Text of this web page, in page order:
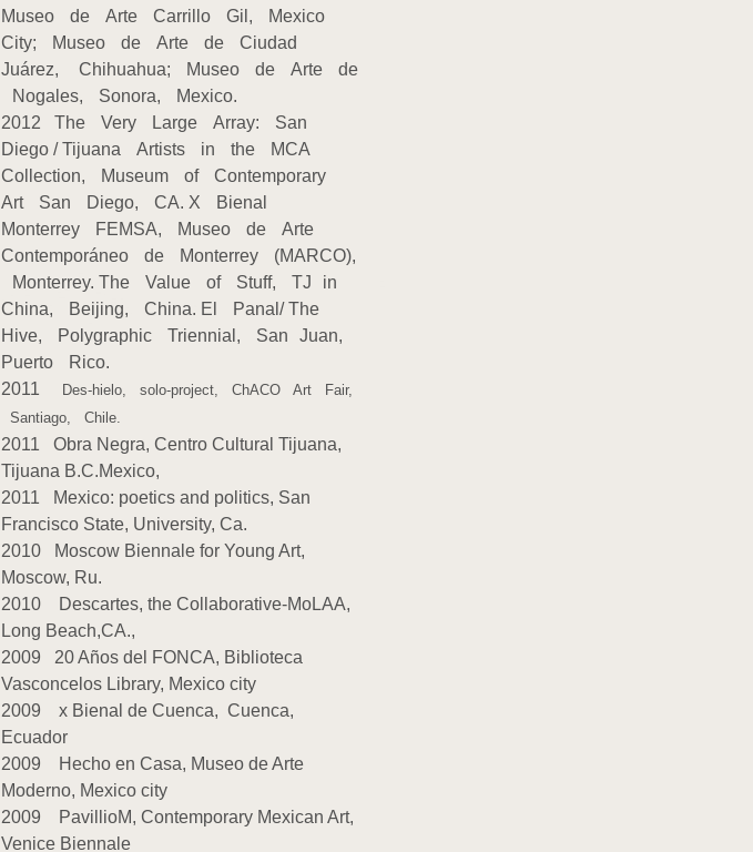
Museo de Arte Carrillo Gil, Mexico
City; Museo de Arte de Ciudad
Juárez, Chihuahua; Museo de Arte de
Nogales, Sonora, Mexico.
2012 The Very Large Array: San
Diego / Tijuana Artists in the MCA
Collection, Museum of Contemporary
Art San Diego, CA. X Bienal
Monterrey FEMSA, Museo de Arte
Contemporáneo de Monterrey (MARCO),
Monterrey. The Value of Stuff, TJ in
China, Beijing, China. El Panal/ The
Hive, Polygraphic Triennial, San Juan,
Puerto Rico.
2011
Des‐hielo, solo‐project, ChACO Art Fair,
Santiago, Chile.
2011 Obra Negra, Centro Cultural Tijuana,
Tijuana B.C.Mexico,
2011 Mexico: poetics and politics, San
Francisco State, University, Ca.
2010 Moscow Biennale for Young Art,
Moscow, Ru.
2010 Descartes, the Collaborative-MoLAA,
Long Beach,CA.,
2009 20 Años del FONCA, Biblioteca
Vasconcelos Library, Mexico city
2009 x Bienal de Cuenca, Cuenca,
Ecuador
2009 Hecho en Casa, Museo de Arte
Moderno, Mexico city
2009 PavillioM, Contemporary Mexican Art,
Venice Biennale